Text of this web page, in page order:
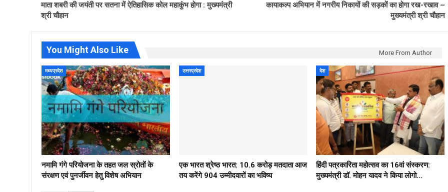
माता शबरी की जयंती पर सतना में ऐतिहासिक कोल महाकुंभ होगा : मुख्यमंत्री
श्री चौहान
कायाकल्प अभियान में नगरीय निकायों की सड़कों का होगा रख-रखाव –
मुख्यमंत्री श्री चौहान
You Might Also Like More From Author
मध्यप्रदेश
नमामि गंगे परियोजना के तहत जल स्रोतों के
संरक्षण एवं पुनर्जीवन हेतु विशेष अभियान
उत्तरप्रदेश
एक भारत श्रेष्ठ भारत: 10.6 करोड़ मतदाता आज
तय करेंगे 904 उम्मीदवारों का भविष्य
देश
हिंदी पत्रकारिता महोत्सव का 16वां संस्करण:
मुख्यमंत्री डॉ. मोहन यादव ने किया लोगो…